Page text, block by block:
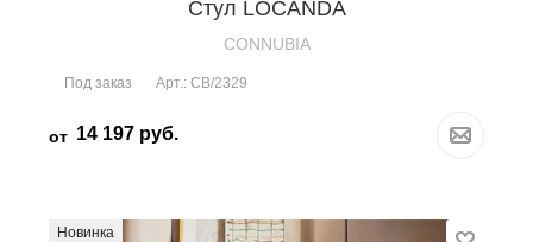
Стул LOCANDA
CONNUBIA
Под заказ Арт.: CB/2329
от 14 197 руб.
Новинка